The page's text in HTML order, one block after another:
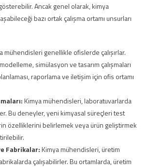
Ancak genel olarak, kimya
bazı ortak çalışma ortamı unsurları
mühendisleri genellikle ofislerde çalışırlar.
simülasyon ve tasarım çalışmaları
raporlama ve iletişim için ofis ortamı
Kimya mühendisleri, laboratuvarlarda
Bu deneyler, yeni kimyasal süreçleri test
özelliklerini belirlemek veya ürün geliştirmek
Fabrikalar:Kimya mühendisleri, üretim
çalışabilirler. Bu ortamlarda, üretim